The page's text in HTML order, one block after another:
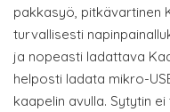
pakkasyö, pitkävartinen
turvallisesti
ja nopeasti ladattava
helposti ladata mikro-
kaapelin avulla. Sytytin